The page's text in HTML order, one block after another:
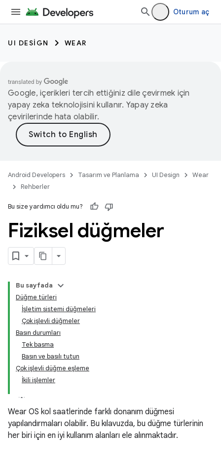
Oturum aç
UI DESIGN WEAR
Google, içerikleri tercih ettiğiniz dile çevirmek için
yapay zeka teknolojisini kullanır. Yapay zeka
çevirilerinde hata olabilir.
Android Developers Tasarım ve Planlama UI Design
Wear
Rehberler
Bu size yardımcı oldu mu?
Fiziksel düğmeler
Bu sayfada
Düğme türleri
İşletim sistemi düğmeleri
Çok işlevli düğmeler
Basın durumları
Tek basma
Basın ve basılı tutun
Çok işlevli düğme eşleme
İkili işlemler
Wear OS kol saatlerinde farklı donanım düğmesi
yapılandırmaları olabilir. Bu kılavuzda, bu düğme türlerinin
her biri için en iyi kullanım alanları ele alınmaktadır.